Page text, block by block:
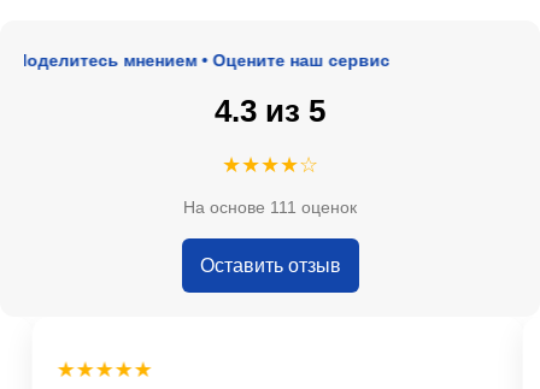
мнением • Оцените наш сервис
4.3 из 5
★★★★☆
На основе 111 оценок
Оставить отзыв
★★★★★